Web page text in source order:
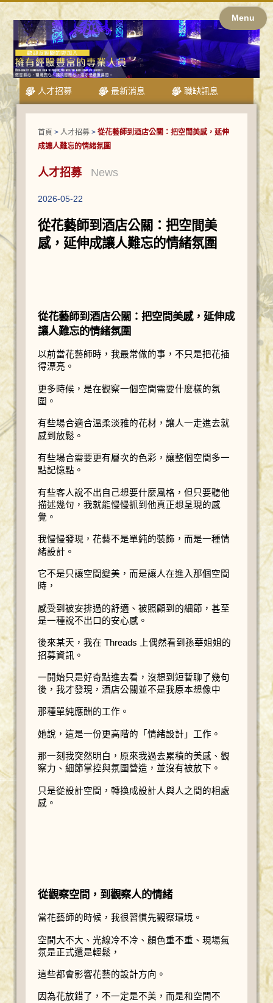
Menu
人才招募 最新消息 職缺訊息
首頁 > 人才招募 >從花藝師到酒店公關：把空間美感，延伸
成讓人難忘的情緒氛圍
人才招募 News
2026-05-22
從花藝師到酒店公關：把空間美
感，延伸成讓人難忘的情緒氛圍
從花藝師到酒店公關：把空間美感，延伸成
讓人難忘的情緒氛圍
以前當花藝師時，我最常做的事，不只是把花插
得漂亮。
更多時候，是在觀察一個空間需要什麼樣的氛
圍。
有些場合適合溫柔淡雅的花材，讓人一走進去就
感到放鬆。
有些場合需要更有層次的色彩，讓整個空間多一
點記憶點。
有些客人說不出自己想要什麼風格，但只要聽他
描述幾句，我就能慢慢抓到他真正想呈現的感
覺。
我慢慢發現，花藝不是單純的裝飾，而是一種情
緒設計。
它不是只讓空間變美，而是讓人在進入那個空間
時，
感受到被安排過的舒適、被照顧到的細節，甚至
是一種說不出口的安心感。
後來某天，我在 Threads 上偶然看到孫華姐姐的
招募資訊。
一開始只是好奇點進去看，沒想到短暫聊了幾句
後，我才發現，酒店公關並不是我原本想像中
那種單純應酬的工作。
她說，這是一份更高階的「情緒設計」工作。
那一刻我突然明白，原來我過去累積的美感、觀
察力、細節掌控與氛圍營造，並沒有被放下。
只是從設計空間，轉換成設計人與人之間的相處
感。
從觀察空間，到觀察人的情緒
當花藝師的時候，我很習慣先觀察環境。
空間大不大、光線冷不冷、顏色重不重、現場氣
氛是正式還是輕鬆，
這些都會影響花藝的設計方向。
因為花放錯了，不一定是不美，而是和空間不